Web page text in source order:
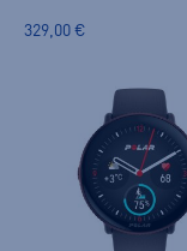
329,00 €